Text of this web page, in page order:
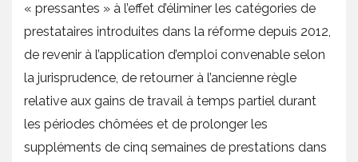
« pressantes » à l’effet d’éliminer les catégories de
prestataires introduites dans la réforme depuis 2012,
de revenir à l’application d’emploi convenable selon
la jurisprudence, de retourner à l’ancienne règle
relative aux gains de travail à temps partiel durant
les périodes chômées et de prolonger les
suppléments de cinq semaines de prestations dans